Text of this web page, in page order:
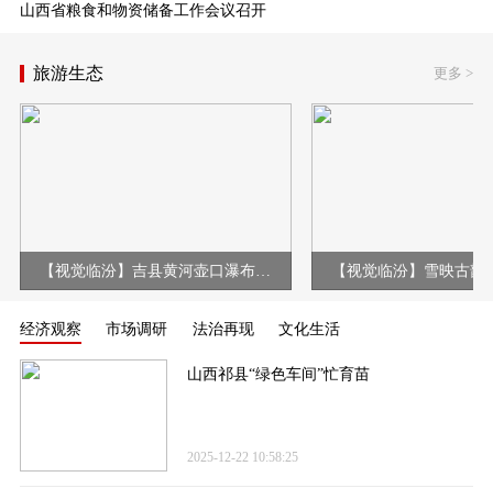
山西省粮食和物资储备工作会议召开
旅游生态 更多 >
【视觉临汾】吉县黄河壶口瀑布现冰挂彩虹壮美景观
经济观察 市场调研 法治再现 文化生活
山西祁县“绿色车间”忙育苗
2025-12-22 10:58:25